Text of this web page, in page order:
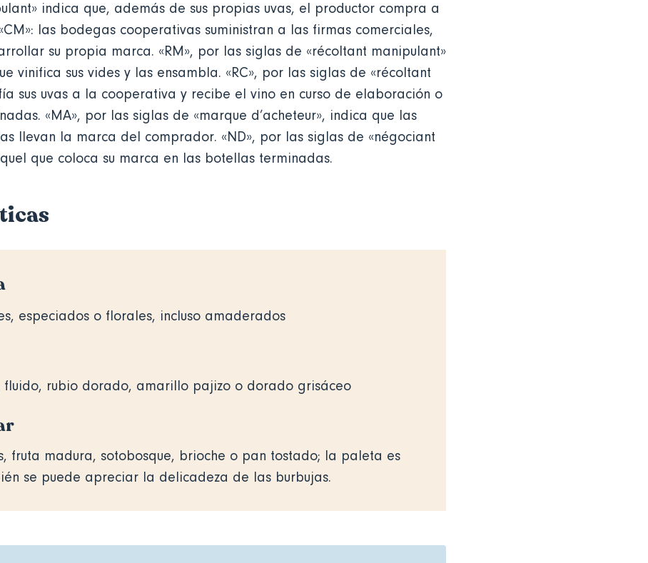
indica que, además de sus propias uvas, el productor compra a
las bodegas cooperativas suministran a las firmas comerciales,
su propia marca. «RM», por las siglas de «récoltant manipulant»
vinifica sus vides y las ensambla. «RC», por las siglas de «récoltant
sus uvas a la cooperativa y recibe el vino en curso de elaboración o
«MA», por las siglas de «marque d’acheteur», indica que las
llevan la marca del comprador. «ND», por las siglas de «négociant
que coloca su marca en las botellas terminadas.
especiados o florales, incluso amaderados
fluido, rubio dorado, amarillo pajizo o dorado grisáceo
fruta madura, sotobosque, brioche o pan tostado; la paleta es
se puede apreciar la delicadeza de las burbujas.